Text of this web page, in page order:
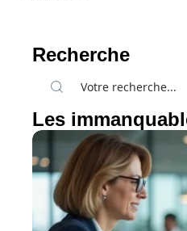
Recherche
Les